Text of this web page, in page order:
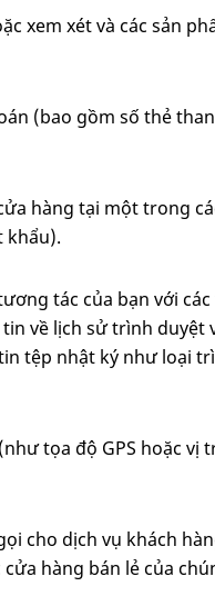
xem xét và các sản
(bao gồm số thẻ
hàng tại một trong
khẩu).
tác của bạn với
về lịch sử trình duyệt
tệp nhật ký như loại
tọa độ GPS hoặc vị
cho dịch vụ khách
hàng bán lẻ của